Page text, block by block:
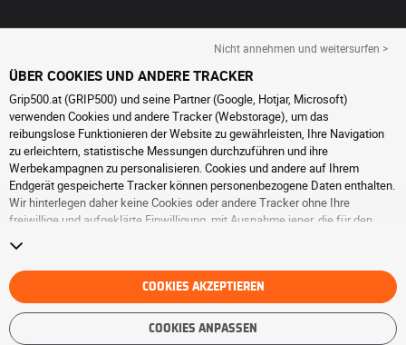
Nicht annehmen und weitersurfen >
ÜBER COOKIES UND ANDERE TRACKER
Grip500.at (GRIP500) und seine Partner (Google, Hotjar, Microsoft)
verwenden Cookies und andere Tracker (Webstorage), um das
reibungslose Funktionieren der Website zu gewährleisten, Ihre Navigation
zu erleichtern, statistische Messungen durchzuführen und ihre
Werbekampagnen zu personalisieren. Cookies und andere auf Ihrem
Endgerät gespeicherte Tracker können personenbezogene Daten enthalten.
Wir hinterlegen daher keine Cookies oder andere Tracker ohne Ihre
freiwillige und aufgeklärte Einwilligung, mit Ausnahme jener, die für den
einen Zeitraum von 6 Monaten. Sie können Ihre Einwilligung jederzeit
widerrufen, indem Sie die WebseiteCookies und andere Trackerbesuchen.
Sie haben die Möglichkeit, Ihre Navigation fortzusetzen, ohne die
Hinterlegung von Cookies oder anderen Trackern zu akzeptieren. Die
Ablehnung hat keinen Einfluss auf Ihren Zugriff zu den angebotenen
Dienstleistungen GRIP500. Weitere Informationen finden Sie auf der
COOKIES AKZEPTIEREN
COOKIES ANPASSEN